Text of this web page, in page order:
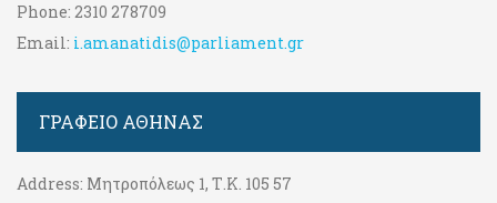
Phone: 2310 278709
Email: i.amanatidis@parliament.gr
ΓΡΑΦΕΊΟ ΑΘΉΝΑΣ
Address: Μητροπόλεως 1, Τ.Κ. 105 57